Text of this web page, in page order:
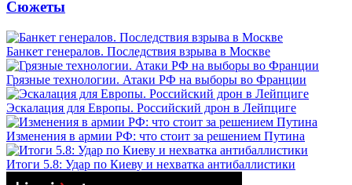
Сюжеты
Банкет генералов. Последствия взрыва в Москве
Грязные технологии. Атаки РФ на выборы во Франции
Эскалация для Европы. Российский дрон в Лейпциге
Изменения в армии РФ: что стоит за решением Путина
Итоги 5.8: Удар по Киеву и нехватка антибаллистики